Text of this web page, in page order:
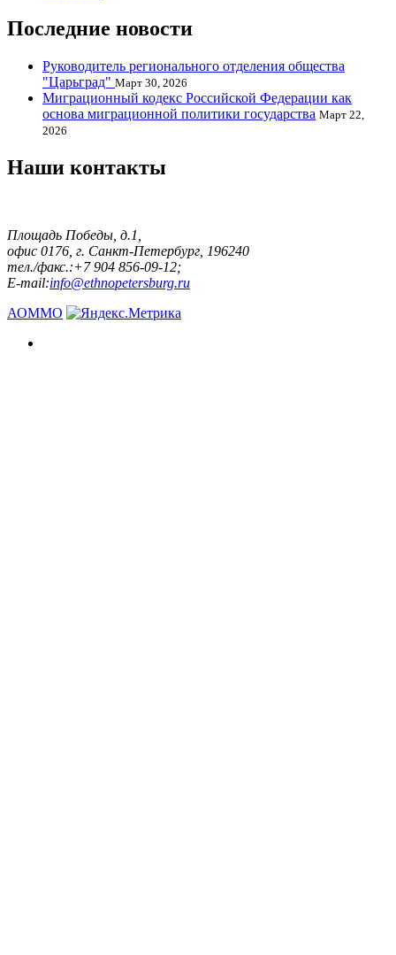
Последние новости
Руководитель регионального отделения общества
"Царьград" Март 30, 2026
Миграционный кодекс Российской Федерации как
основа миграционной политики государства Март 22,
2026
Наши контакты
Площадь Победы, д.1,
офис 0176, г. Санкт-Петербург, 196240
тел./факс.:+7 904 856-09-12;
E-mail:info@ethnopetersburg.ru
АОММО